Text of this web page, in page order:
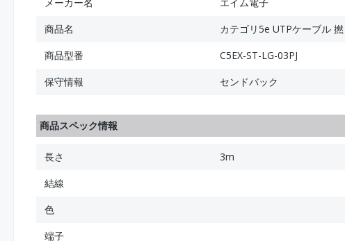
商品名
カテゴリ5e UTPケーブル
商品型番
C5EX-ST-LG-03PJ
保守情報
センドバック
商品スペック情報
長さ
3m
結線
色
端子